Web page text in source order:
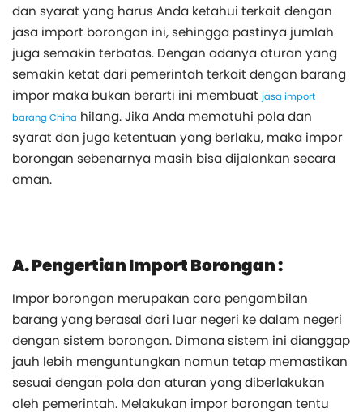
dan syarat yang harus Anda ketahui terkait dengan
jasa import borongan ini, sehingga pastinya jumlah
juga semakin terbatas. Dengan adanya aturan yang
semakin ketat dari pemerintah terkait dengan barang
impor maka bukan berarti ini membuat jasa import
barang China hilang. Jika Anda mematuhi pola dan
syarat dan juga ketentuan yang berlaku, maka impor
borongan sebenarnya masih bisa dijalankan secara
aman.
A. Pengertian Import Borongan :
Impor borongan merupakan cara pengambilan
barang yang berasal dari luar negeri ke dalam negeri
dengan sistem borongan. Dimana sistem ini dianggap
jauh lebih menguntungkan namun tetap memastikan
sesuai dengan pola dan aturan yang diberlakukan
oleh pemerintah. Melakukan impor borongan tentu